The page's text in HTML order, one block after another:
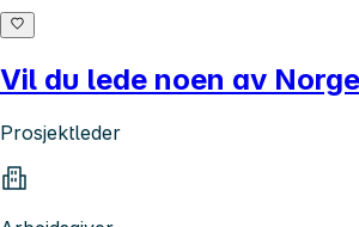
Vil du lede noen av
Prosjektleder